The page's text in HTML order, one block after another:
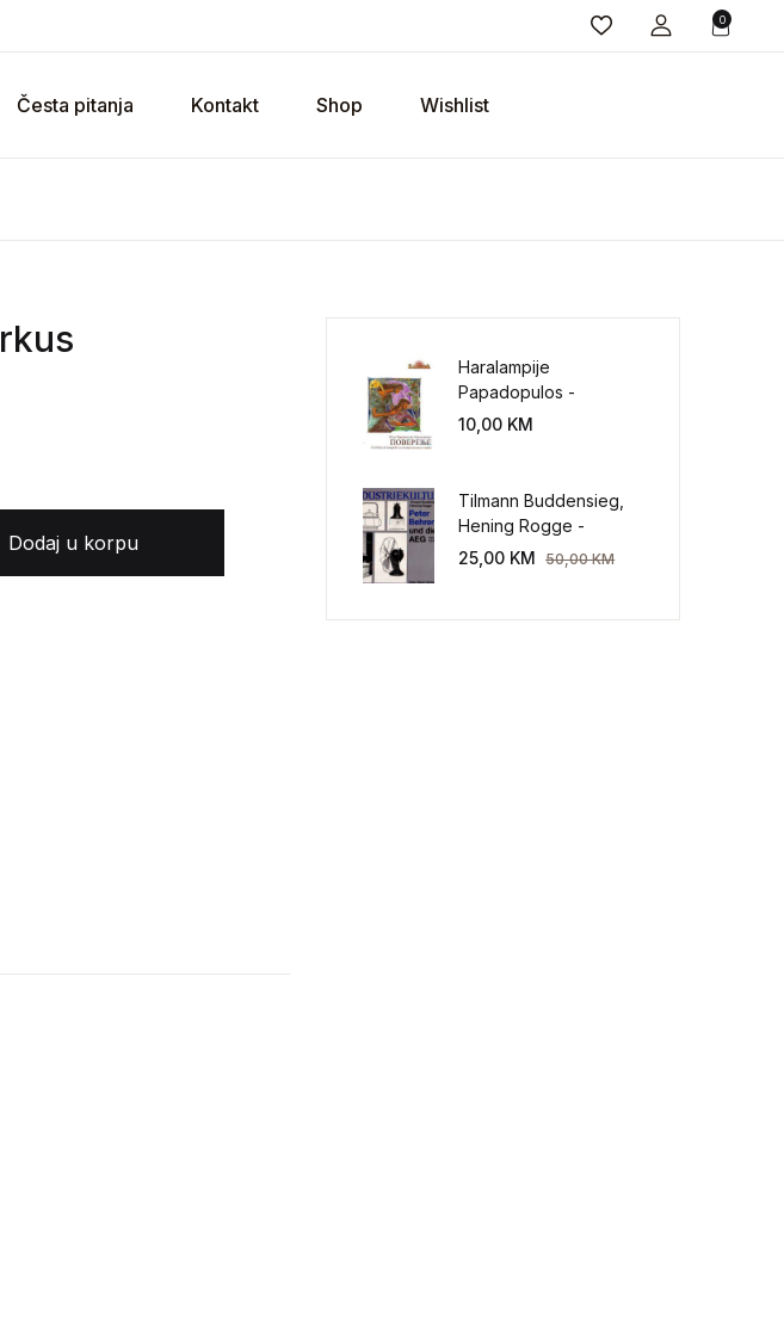
0
Česta pitanja Kontakt Shop Wishlist
Dodaj u korpu
Haralampije
Papadopulos -
Poverenje: sloboda od
10,00 KM
Tilmann Buddensieg,
Hening Rogge -
Industriekultur: Peter
25,00 KM 50,00KM